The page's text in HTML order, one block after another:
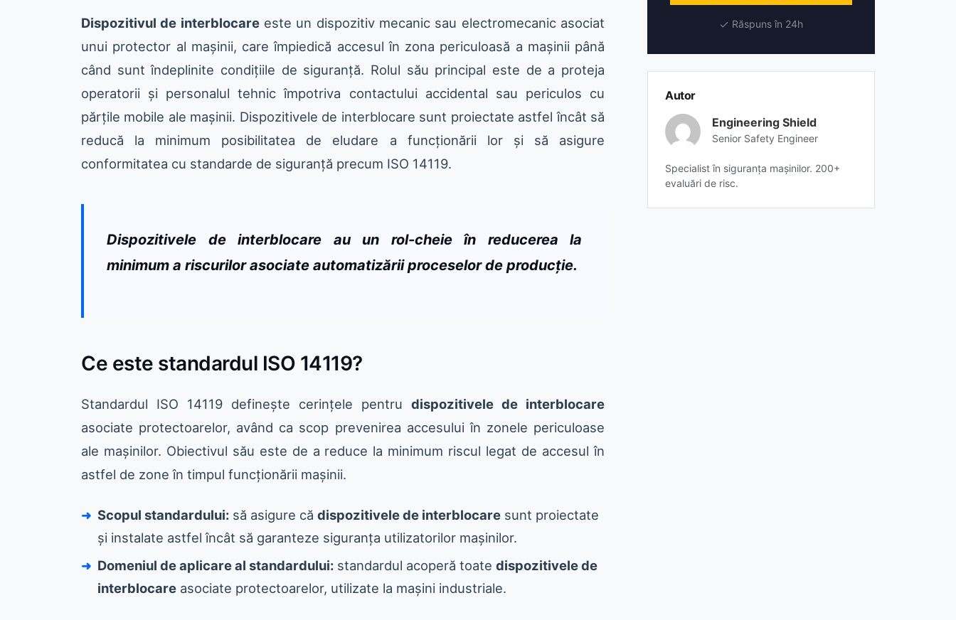
Dispozitivul de interblocareeste un dispozitiv mecanic sau electromecanic asociat
unui protector al mașinii, care împiedică accesul în zona periculoasă a mașinii până
când sunt îndeplinite condițiile de siguranță. Rolul său principal este de a proteja
operatorii și personalul tehnic împotriva contactului accidental sau periculos cu
părțile mobile ale mașinii. Dispozitivele de interblocare sunt proiectate astfel încât să
reducă la minimum posibilitatea de eludare a funcționării lor și să asigure
conformitatea cu standarde de siguranță precum ISO 14119.
Dispozitivele de interblocare au un rol-cheie în reducerea la
minimum a riscurilor asociate automatizării proceselor de producție.
Ce este standardul ISO 14119?
Standardul ISO 14119 definește cerințele pentru dispozitivele de interblocare
asociate protectoarelor, având ca scop prevenirea accesului în zonele periculoase
ale mașinilor. Obiectivul său este de a reduce la minimum riscul legat de accesul în
astfel de zone în timpul funcționării mașinii.
Scopul standardului: să asigure cădispozitivele de interblocare sunt proiectate
și instalate astfel încât să garanteze siguranța utilizatorilor mașinilor.
Domeniul de aplicare al standardului: standardul acoperă toatedispozitivele de
interblocare asociate protectoarelor, utilizate la mașini industriale.
Răspuns în 24h
Autor
Engineering Shield
Senior Safety Engineer
Specialist în siguranța mașinilor. 200+
evaluări de risc.